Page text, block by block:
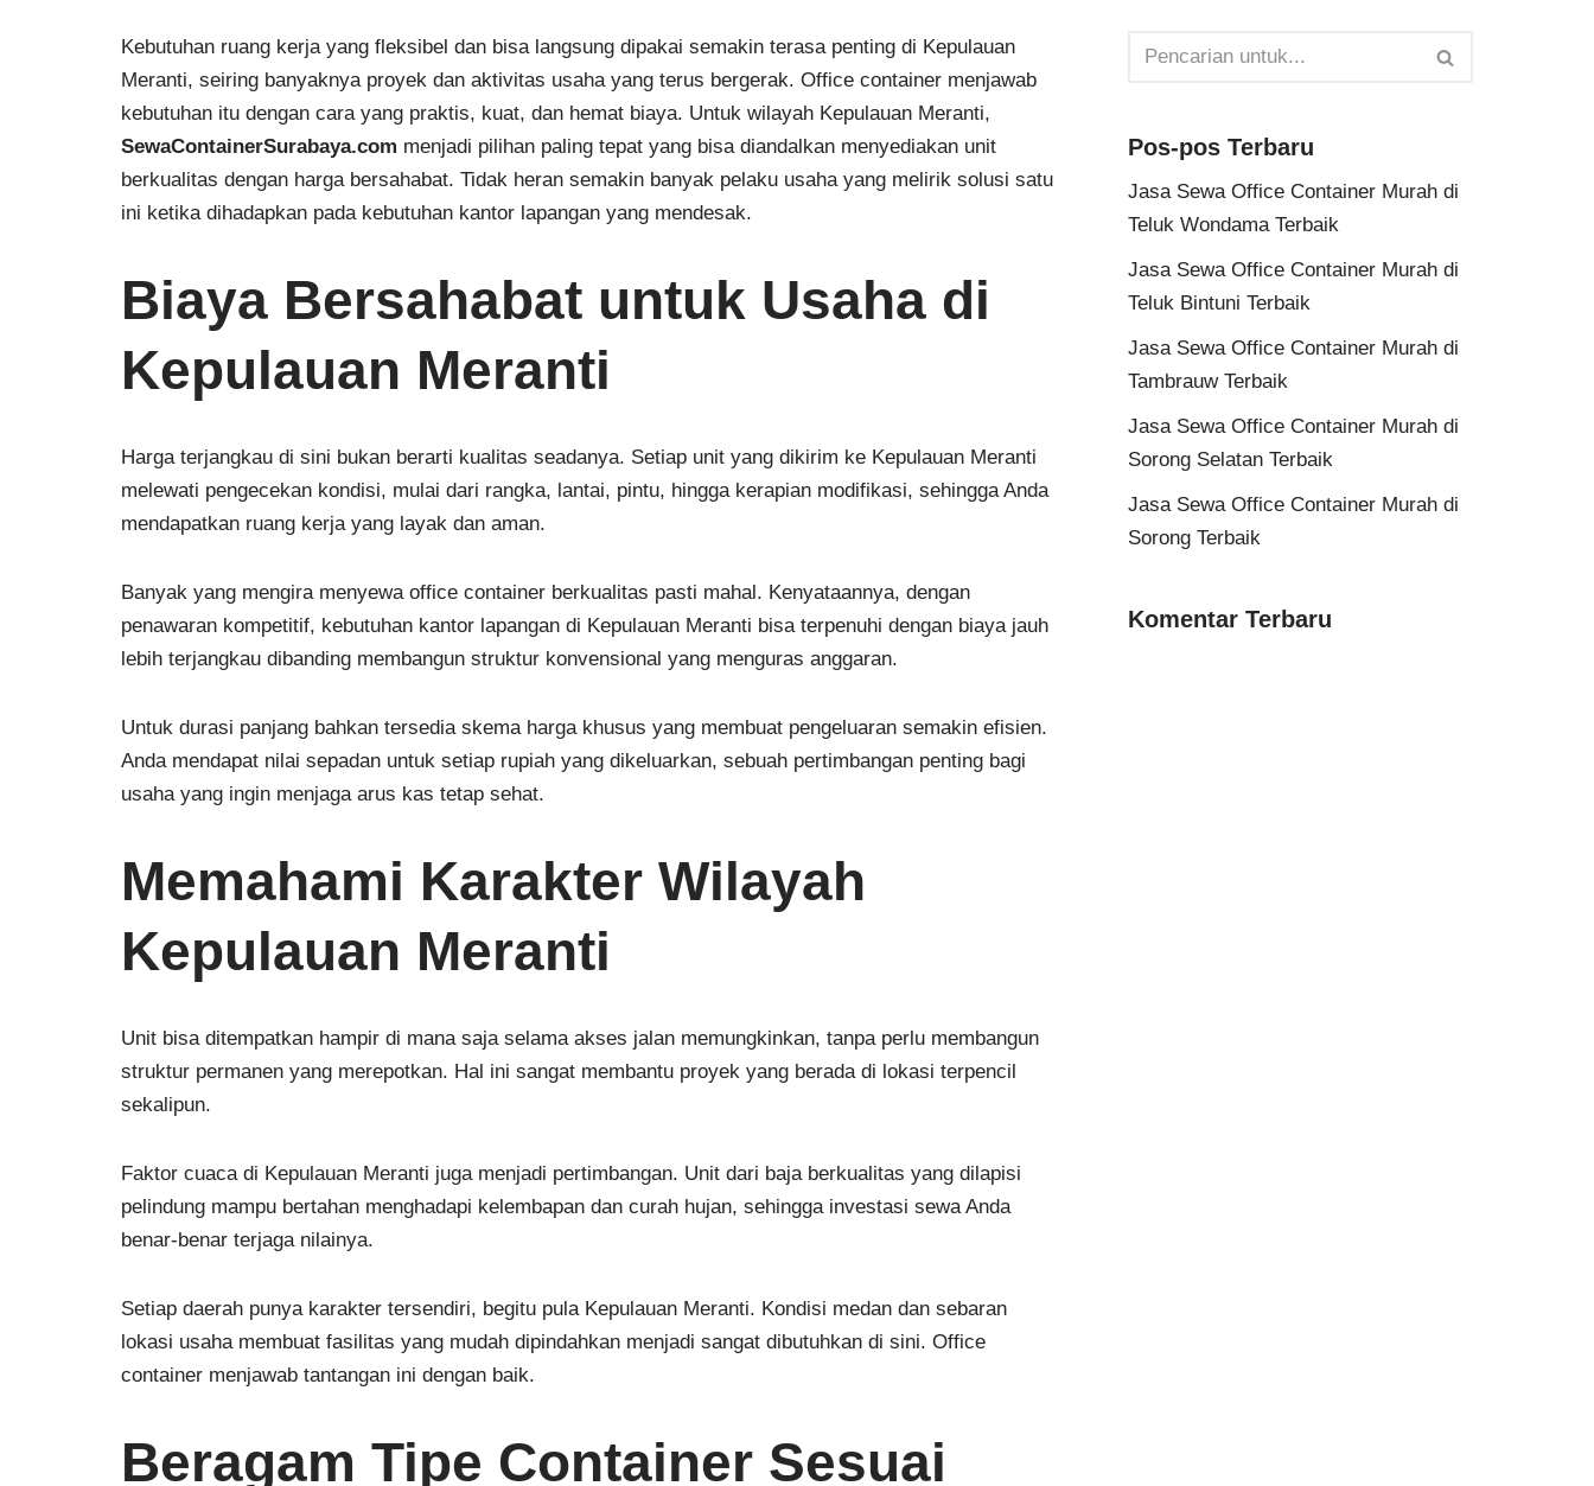
Kebutuhan ruang kerja yang fleksibel dan bisa langsung dipakai semakin terasa penting di Kepulauan
Meranti, seiring banyaknya proyek dan aktivitas usaha yang terus bergerak. Office container menjawab
kebutuhan itu dengan cara yang praktis, kuat, dan hemat biaya. Untuk wilayah Kepulauan Meranti,
SewaContainerSurabaya.com menjadi pilihan paling tepat yang bisa diandalkan menyediakan unit
berkualitas dengan harga bersahabat. Tidak heran semakin banyak pelaku usaha yang melirik solusi satu
ini ketika dihadapkan pada kebutuhan kantor lapangan yang mendesak.
Biaya Bersahabat untuk Usaha di
Kepulauan Meranti
Harga terjangkau di sini bukan berarti kualitas seadanya. Setiap unit yang dikirim ke Kepulauan Meranti
melewati pengecekan kondisi, mulai dari rangka, lantai, pintu, hingga kerapian modifikasi, sehingga Anda
mendapatkan ruang kerja yang layak dan aman.
Banyak yang mengira menyewa office container berkualitas pasti mahal. Kenyataannya, dengan
penawaran kompetitif, kebutuhan kantor lapangan di Kepulauan Meranti bisa terpenuhi dengan biaya jauh
lebih terjangkau dibanding membangun struktur konvensional yang menguras anggaran.
Untuk durasi panjang bahkan tersedia skema harga khusus yang membuat pengeluaran semakin efisien.
Anda mendapat nilai sepadan untuk setiap rupiah yang dikeluarkan, sebuah pertimbangan penting bagi
usaha yang ingin menjaga arus kas tetap sehat.
Memahami Karakter Wilayah
Kepulauan Meranti
Unit bisa ditempatkan hampir di mana saja selama akses jalan memungkinkan, tanpa perlu membangun
struktur permanen yang merepotkan. Hal ini sangat membantu proyek yang berada di lokasi terpencil
sekalipun.
Faktor cuaca di Kepulauan Meranti juga menjadi pertimbangan. Unit dari baja berkualitas yang dilapisi
pelindung mampu bertahan menghadapi kelembapan dan curah hujan, sehingga investasi sewa Anda
benar-benar terjaga nilainya.
Setiap daerah punya karakter tersendiri, begitu pula Kepulauan Meranti. Kondisi medan dan sebaran
lokasi usaha membuat fasilitas yang mudah dipindahkan menjadi sangat dibutuhkan di sini. Office
container menjawab tantangan ini dengan baik.
Beragam Tipe Container Sesuai
Pos-pos Terbaru
Jasa Sewa Office Container Murah di
Teluk Wondama Terbaik
Jasa Sewa Office Container Murah di
Teluk Bintuni Terbaik
Jasa Sewa Office Container Murah di
Tambrauw Terbaik
Jasa Sewa Office Container Murah di
Sorong Selatan Terbaik
Jasa Sewa Office Container Murah di
Sorong Terbaik
Komentar Terbaru